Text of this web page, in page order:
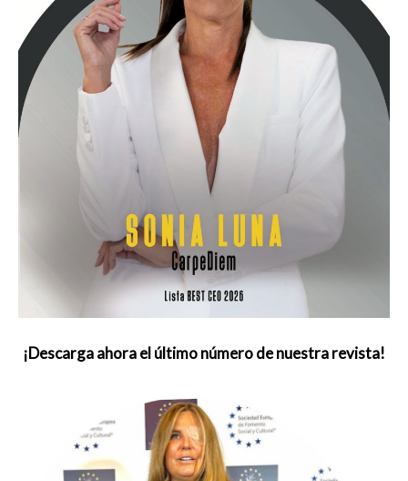
¡Descarga ahora el último número de nuestra revista!